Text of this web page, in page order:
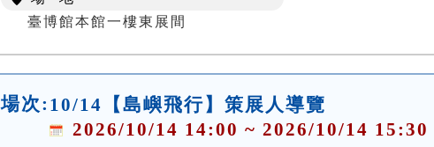
臺博館本館一樓東展間
場次: 10/14【島嶼飛行】策展人導覽
2026/10/14 14:00 ~ 2026/10/14 15:30